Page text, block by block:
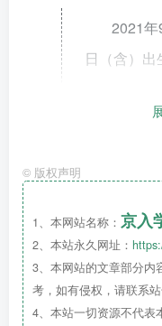
2021
日（含）出
2020年
日（含）
© 版权声明
1、本网站名称： 京入
2、本站永久网址：
3、本网站的文章部分内
考，如有侵权，请联系
4、本站一切资源不代表